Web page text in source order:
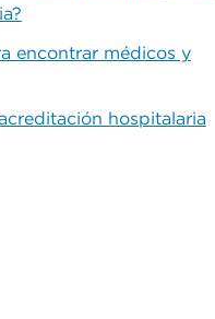
encontrar médicos y
hospitalaria